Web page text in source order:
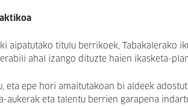
aipatutako titulu berrikoek, Tabakalerako
erabili ahal izango dituzte haien ikasketa-
eta epe hori amaitutakoan bi aldeek
aukerak eta talentu berrien garapena